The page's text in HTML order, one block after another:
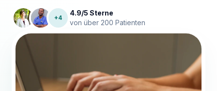
+4
4.9/5 Sterne
von über 200 Patienten